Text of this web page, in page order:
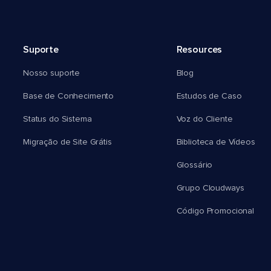
Suporte
Nosso suporte
Base de Conhecimento
Status do Sistema
Migração de Site Grátis
Resources
Blog
Estudos de Caso
Voz do Cliente
Biblioteca de Vídeos
Glossário
Grupo Cloudways
Código Promocional